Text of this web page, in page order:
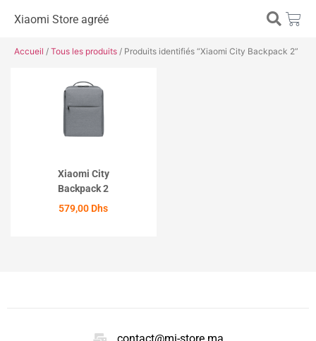
Xiaomi Store agréé
Accueil / Tous les produits / Produits identifiés “Xiaomi City Backpack 2”
Xiaomi City
Backpack 2
579,00 Dhs